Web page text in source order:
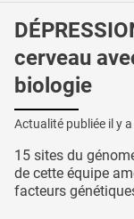
cerveau
biologie
Actualité publiée il y a
15 sites du
de cette équipe
facteurs